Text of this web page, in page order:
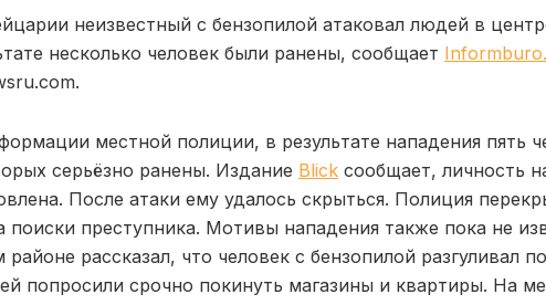
неизвестный с бензопилой атаковал людей в
несколько человек были ранены, сообщает
местной полиции, в результате нападения пять
серьёзно ранены. Издание Blick сообщает, личность
После атаки ему удалось скрыться. Полиция
поиски преступника. Мотивы нападения также пока не
районе рассказал, что человек с бензопилой разгуливал
попросили срочно покинуть магазины и квартиры. На